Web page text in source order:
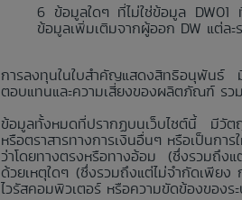
ข้อมูลใดๆ ที่ไม่ใช่ข้อมูล
ข้อมูลเพิ่มเติมจากผู้ออก DW แต่ละ
การลงทุนในใบสำคัญแสดงสิทธิอนุพันธ์
ตอบแทนและความเสี่ยงของผลิตภัณฑ์ รว
ข้อมูลทั้งหมดที่ปรากฏบนเว็บไซต์นี้ มีวัตถุ
หรือตราสารทางการเงินอื่นๆ หรือเป็นก
ว่าโดยทางตรงหรือทางอ้อม (ซึ่งรวมถึงแ
ด้วยเหตุใดๆ (ซึ่งรวมถึงแต่ไม่จำกัดเพี
ไวรัสคอมพิวเตอร์ หรือความขัดข้องของร